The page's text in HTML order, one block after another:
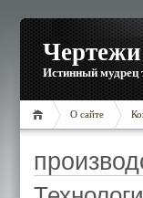
Чертежи
Истинный мудрец
О сайте